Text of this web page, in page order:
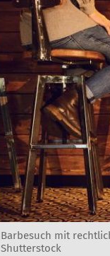
Barbesuch mit
Shutterstock